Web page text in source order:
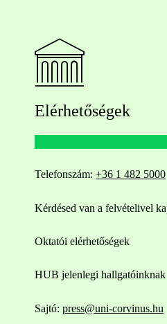
Elérhetőségek
Telefonszám: +36 1 482 5000
Kérdésed van a felvételivel
Oktatói elérhetőségek
HUB jelenlegi hallgatóinknak
Sajtó: press@uni-corvinus.hu